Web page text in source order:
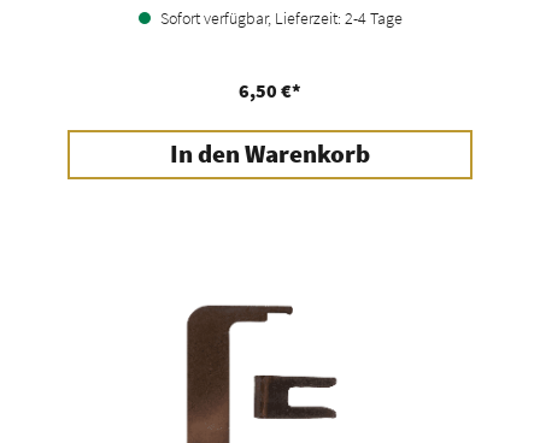
Sofort verfügbar, Lieferzeit: 2-4 Tage
6,50 €*
In den Warenkorb